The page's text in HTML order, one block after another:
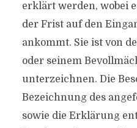
erklärt werden, wobei
der Frist auf den
ankommt. Sie ist von
oder seinem
unterzeichnen. Die
Bezeichnung des
sowie die Erklärung